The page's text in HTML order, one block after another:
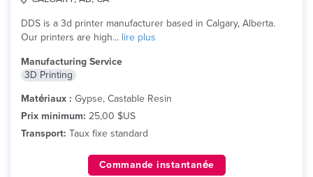
DDS is a 3d printer manufacturer based in Calgary, Alberta.
Our printers are high... lire plus
Manufacturing Service
3D Printing
Matériaux : Gypse, Castable Resin
Prix minimum: 25,00 $US
Transport: Taux fixe standard
Commande instantanée